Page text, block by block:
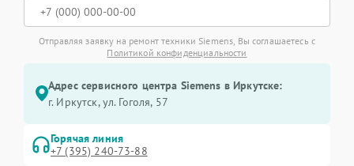
Отправляя заявку на ремонт техники Siemens, Вы соглашаетесь с
Политикой конфиденциальности
Адрес сервисного центра Siemens в Иркутске:
г. Иркутск, ул. ​Гоголя, 57
Горячая линия
+7 (395) 240-73-88